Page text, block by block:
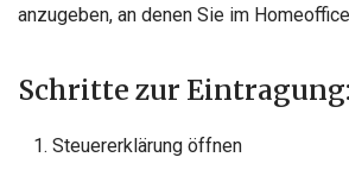
anzugeben, an denen Sie im
Schritte zur Eintragung:
Steuererklärung öffnen